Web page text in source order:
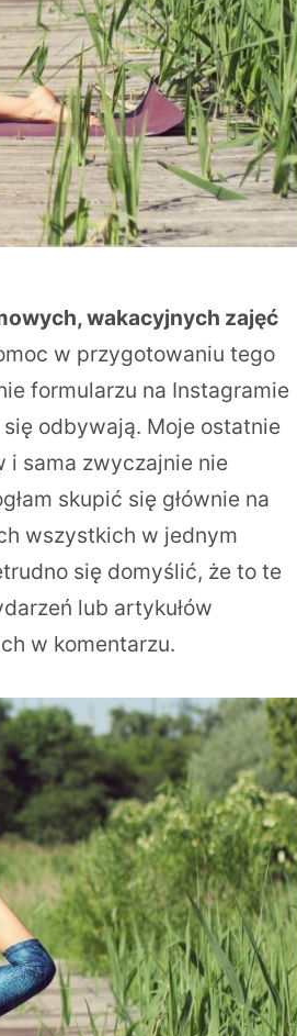
wakacyjnych zajęć
w przygotowaniu tego
formularzu na Instagramie
odbywają. Moje ostatnie
i sama zwyczajnie nie
skupić się głównie na
wszystkich w jednym
się domyślić, że to te
lub artykułów
w komentarzu.